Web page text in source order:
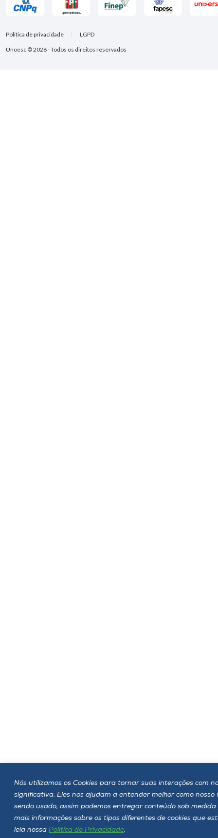
Nós utilizamos os Cookies para tornar suas interações com
significativa. Eles nos ajudam a entender melhor como nosso
sendo usado, assim podemos entregar conteúdo sob
mais informações sobre os tipos diferentes de cookies que
leia nossa Política de Privacidade.
Unoesc © 2026 - Todos os direitos reservados
Política de privacidade LGPD